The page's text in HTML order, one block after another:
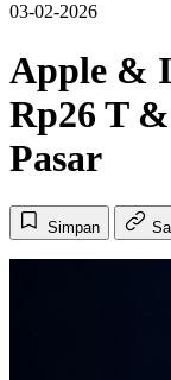
03-02-2026
Apple &
Rp26 T
Pasar
Simpan